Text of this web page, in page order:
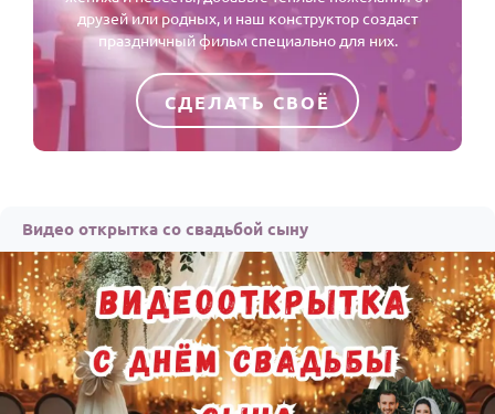
друзей или родных, и наш конструктор создаст
праздничный фильм специально для них.
СДЕЛАТЬ СВОЁ
Видео открытка со свадьбой сыну